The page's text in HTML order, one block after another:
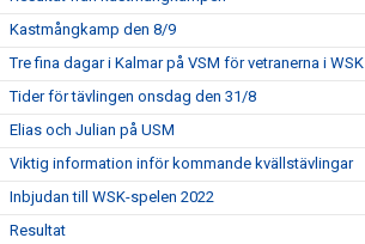
Kastmångkamp den 8/9
Tre fina dagar i Kalmar på VSM för vetranerna i WSK
Tider för tävlingen onsdag den 31/8
Elias och Julian på USM
Viktig information inför kommande kvällstävlingar
Inbjudan till WSK-spelen 2022
Resultat